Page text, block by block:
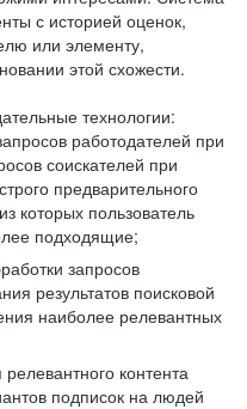
с историей оценок,
или элементу,
этой схожести.
технологии:
работодателей при
соискателей при
предварительного
которых пользователь
подходящие;
запросов
результатов поисковой
наиболее релевантных
контента
подписок на людей